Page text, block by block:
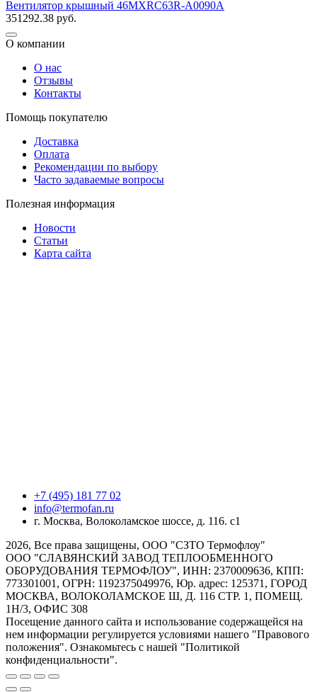
Вентилятор крышный 46MXRC63R-A0090A
351292.38 руб.
О компании
О нас
Отзывы
Контакты
Помощь покупателю
Доставка
Оплата
Рекомендации по выбору
Часто задаваемые вопросы
Полезная информация
Новости
Статьи
Карта сайта
+7 (495) 181 77 02
info@termofan.ru
г. Москва, Волоколамское шоссе, д. 116. с1
2026, Все права защищены, ООО "СЗТО Термофлоу"
ООО "СЛАВЯНСКИЙ ЗАВОД ТЕПЛООБМЕННОГО
ОБОРУДОВАНИЯ ТЕРМОФЛОУ", ИНН: 2370009636, КПП:
773301001, ОГРН: 1192375049976, Юр. адрес: 125371, ГОРОД
МОСКВА, ВОЛОКОЛАМСКОЕ Ш, Д. 116 СТР. 1, ПОМЕЩ.
1Н/3, ОФИС 308
Посещение данного сайта и использование содержащейся на
нем информации регулируется условиями нашего "Правового
положения". Ознакомьтесь с нашей "Политикой
конфиденциальности".